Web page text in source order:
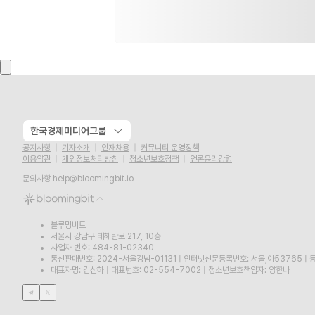
한국경제미디어그룹
공지사항 기자소개 인재채용
커뮤니티 운영정책
이용약관
개인정보처리방침 청소년보호정책
언론윤리강령
문의사항 help@bloomingbit.io
블루밍비트
서울시 강남구 테헤란로 217, 10층
사업자 번호: 484-81-02340
통신판매번호: 2024-서울강남-01131
인터넷신문등록번호: 서울,아53765
대표자명: 김산하
대표번호: 02-554-7002 청소년보호책임자: 양한나